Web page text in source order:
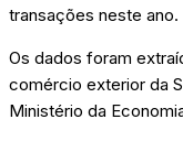
transações neste ano.
Os dados foram
comércio exterior da
Ministério da